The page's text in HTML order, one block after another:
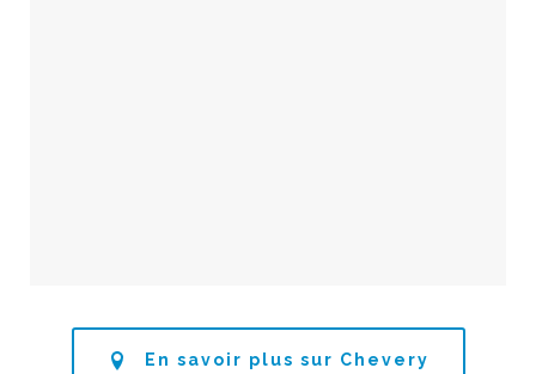
En savoir plus sur Chevery